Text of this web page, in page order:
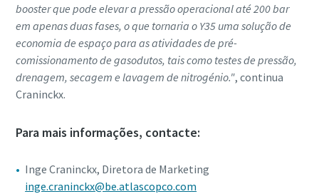
booster que pode elevar a pressão operacional até 200 bar
em apenas duas fases, o que tornaria o Y35 uma solução de
economia de espaço para as atividades de pré-
comissionamento de gasodutos, tais como testes de pressão,
drenagem, secagem e lavagem de nitrogénio.", continua
Craninckx.
Para mais informações, contacte:
Inge Craninckx, Diretora de Marketing
inge.craninckx@be.atlascopco.com